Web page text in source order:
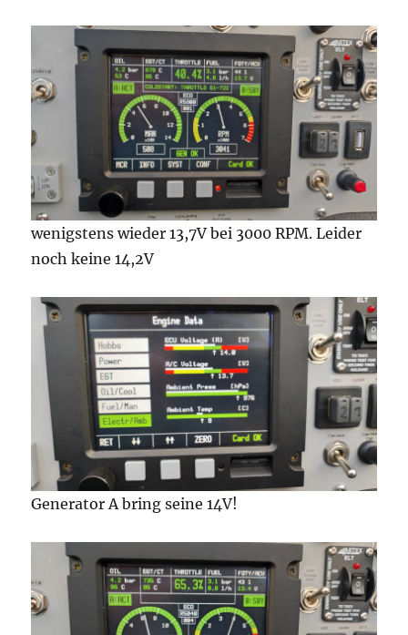
wenigstens wieder 13,7V bei 3000 RPM. Leider
noch keine 14,2V
Generator A bring seine 14V!